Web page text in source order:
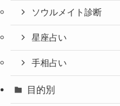
ソウルメイト診断
星座占い
手相占い
目的別